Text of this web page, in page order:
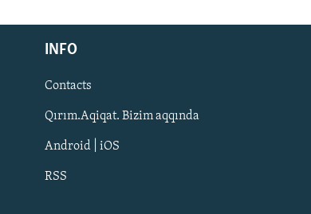
Русский
Українською
QOŞULIÑIZ!
INFO
Contacts
Qırım.Aqiqat. Bizim aqqında
Android | iOS
RSS